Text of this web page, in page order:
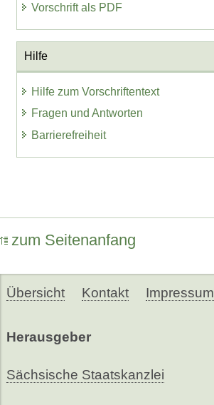
Vorschrift als PDF
Hilfe
Hilfe zum Vorschriftentext
Fragen und Antworten
Barrierefreiheit
zum Seitenanfang
Übersicht Kontakt Impressum
Herausgeber
Sächsische Staatskanzlei